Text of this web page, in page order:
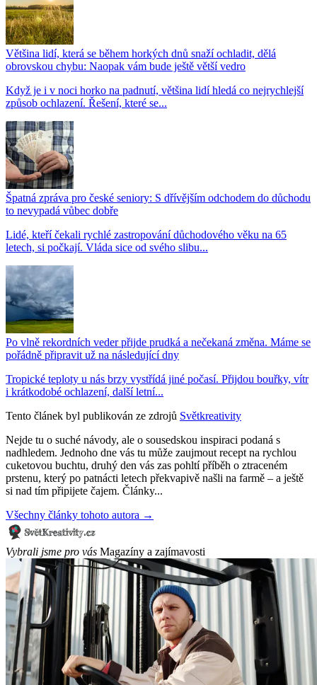
Většina lidí, která se během horkých dnů snaží ochladit, dělá
obrovskou chybu: Naopak vám bude ještě větší vedro
Když je i v noci horko na padnutí, většina lidí hledá co nejrychlejší
způsob ochlazení. Řešení, které se...
Špatná zpráva pro české seniory: S dřívějším odchodem do důchodu
to nevypadá vůbec dobře
Lidé, kteří čekali rychlé zastropování důchodového věku na 65
letech, si počkají. Vláda sice od svého slibu...
Po vlně rekordních veder přijde prudká a nečekaná změna. Máme se
pořádně připravit už na následující dny
Tropické teploty u nás brzy vystřídá jiné počasí. Přijdou bouřky, vítr
i krátkodobé ochlazení, další letní...
Tento článek byl publikován ze zdrojů Světkreativity
Nejde tu o suché návody, ale o sousedskou inspiraci podaná s
nadhledem. Jednoho dne vás tu může zaujmout recept na rychlou
cuketovou buchtu, druhý den vás zas pohltí příběh o ztraceném
prstenu, který po patnácti letech překvapivě našli na farmě – a ještě
si nad tím připijete čajem. Články...
Všechny články tohoto autora →
Vybrali jsme pro vás Magazíny a zajímavosti